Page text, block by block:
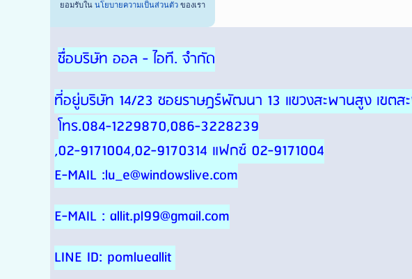
ยอมรับใน นโยบายความเป็นส่วนตัวของเรา
ชื่อบริษัท ออล - ไอที. จำกัด
ที่อยู่บริษัท 14/23 ซอยราษฎร์พัฒนา 13 แขวงสะพานสูง เขตส
โทร.084-1229870,086-3228239
,02-9171004,02-9170314 แฟกซ์ 02-9171004
E-MAIL :lu_e@windowslive.com
E-MAIL : allit.pl99@gmail.com
LINE ID: pomlueallit